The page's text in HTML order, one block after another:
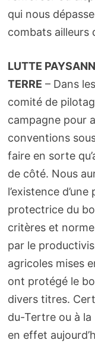
qui nous
combats ailleurs
LUTTE
TERRE – Dans
comité de
campagne pour
conventions
faire en sorte
de côté. Nous
l’existence
protectrice du
critères et
par le
agricoles mises
ont protégé le
divers titres.
du-Tertre ou à
en effet